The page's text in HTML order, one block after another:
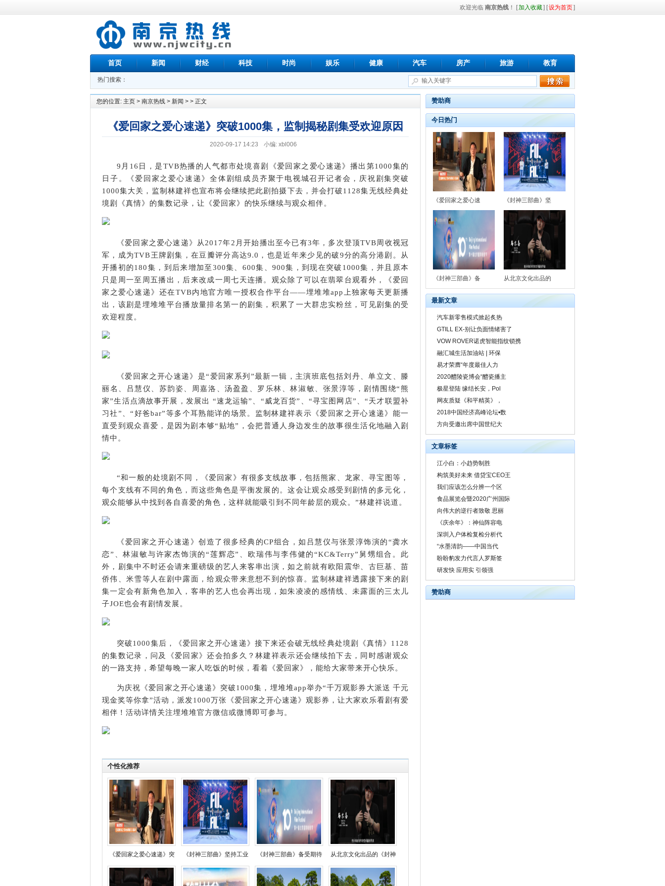
欢迎光临 南京热线 ！ [加入收藏] [设为首页]
首页 新闻 财经 科技 时尚 娱乐 健康 汽车 房产 旅游 教育
热门搜索：
您的位置: 主页 > 南京热线 > 新闻 > > 正文
《爱回家之爱心速递》突破1000集，监制揭秘剧集受欢迎原因
2020-09-17 14:23 小编: xbl006
9月16日，是TVB热播的人气都市处境喜剧《爱回家之爱心速递》播出第1000集的
日子。《爱回家之爱心速递》全体剧组成员齐聚于电视城召开记者会，庆祝剧集突破
1000集大关，监制林建祥也宣布将会继续把此剧拍摄下去，并会打破1128集无线经典处
境剧《真情》的集数记录，让《爱回家》的快乐继续与观众相伴。
《爱回家之爱心速递》从2017年2月开始播出至今已有3年，多次登顶TVB周收视冠
军，成为TVB王牌剧集，在豆瓣评分高达9.0，也是近年来少见的破9分的高分港剧。从
开播初的180集，到后来增加至300集、600集、900集，到现在突破1000集，并且原本
只是周一至周五播出，后来改成一周七天连播。观众除了可以在翡翠台观看外，《爱回
家之爱心速递》还在TVB内地官方唯一授权合作平台——埋堆堆app上独家每天更新播
出，该剧是埋堆堆平台播放量排名第一的剧集，积累了一大群忠实粉丝，可见剧集的受
欢迎程度。
《爱回家之开心速递》是“爱回家系列”最新一辑，主演班底包括刘丹、单立文、滕
丽名、吕慧仪、苏韵姿、周嘉洛、汤盈盈、罗乐林、林淑敏、张景淳等，剧情围绕“熊
家”生活点滴故事开展，发展出 “速龙运输”、“威龙百货”、“寻宝图网店”、“天才联盟补
习社”、“好爸bar”等多个耳熟能详的场景。监制林建祥表示《爱回家之开心速递》能一
直受到观众喜爱，是因为剧本够“贴地”，会把普通人身边发生的故事很生活化地融入剧
情中。
“和一般的处境剧不同，《爱回家》有很多支线故事，包括熊家、龙家、寻宝图等，
每个支线有不同的角色，而这些角色是平衡发展的。这会让观众感受到剧情的多元化，
观众能够从中找到各自喜爱的角色，这样就能吸引到不同年龄层的观众。”林建祥说道。
《爱回家之开心速递》创造了很多经典的CP组合，如吕慧仪与张景淳饰演的“龚水
恋”、林淑敏与许家杰饰演的“莲辉恋”、欧瑞伟与李伟健的“KC&Terry”舅甥组合。此
外，剧集中不时还会请来重磅级的艺人来客串出演，如之前就有欧阳震华、古巨基、苗
侨伟、米雪等人在剧中露面，给观众带来意想不到的惊喜。监制林建祥透露接下来的剧
集一定会有新角色加入，客串的艺人也会再出现，如朱凌凌的感情线、未露面的三太儿
子JOE也会有剧情发展。
突破1000集后，《爱回家之开心速递》接下来还会破无线经典处境剧《真情》1128
的集数记录，问及《爱回家》还会拍多久？林建祥表示还会继续拍下去，同时感谢观众
的一路支持，希望每晚一家人吃饭的时候，看着《爱回家》，能给大家带来开心快乐。
为庆祝《爱回家之开心速递》突破1000集，埋堆堆app举办“千万观影券大派送 千元
现金奖等你拿”活动，派发1000万张《爱回家之开心速递》观影券，让大家欢乐看剧有爱
相伴！活动详情关注埋堆堆官方微信或微博即可参与。
个性化推荐
《爱回家之爱心速递》突 《封神三部曲》坚持工业 《封神三部曲》备受期待 从北京文化出品的《封神
赞助商
今日热门
《爱回家之爱心速 《封神三部曲》坚
《封神三部曲》备 从北京文化出品的
最新文章
汽车新零售模式掀起炙热
GTILL EX-别让负面情绪害了
VOW ROVER诺虎智能指纹锁携
融汇城生活加油站 | 环保
易才荣膺“年度最佳人力
2020醴陵瓷博会“醴瓷播主
极星登陆 缘结长安，Pol
网友质疑《和平精英》，
2018中国经济高峰论坛•数
方向受邀出席中国世纪大
文章标签
江小白：小趋势制胜
构筑美好未来 借贷宝CEO王
我们应该怎么分辨一个区
食品展览会暨2020广州国际
向伟大的逆行者致敬 思丽
《庆余年》：神仙阵容电
深圳入户体检复检分析代
“水墨清韵——中国当代
盼盼豹发力代言人罗斯签
研发快 应用实 引领强
赞助商